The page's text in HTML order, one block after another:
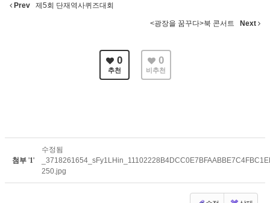
Prev 제5회 단재역사퀴즈대회
<광장을 꿈꾸다>북 콘서트 Next
0
추천
0
비추천
첨부 '1'
수정됨
250.jpg